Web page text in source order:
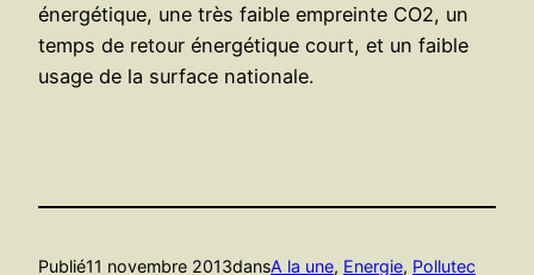
énergétique, une très faible empreinte CO2, un
temps de retour énergétique court, et un faible
usage de la surface nationale.
Publié11 novembre 2013dansA la une, Energie, Pollutec